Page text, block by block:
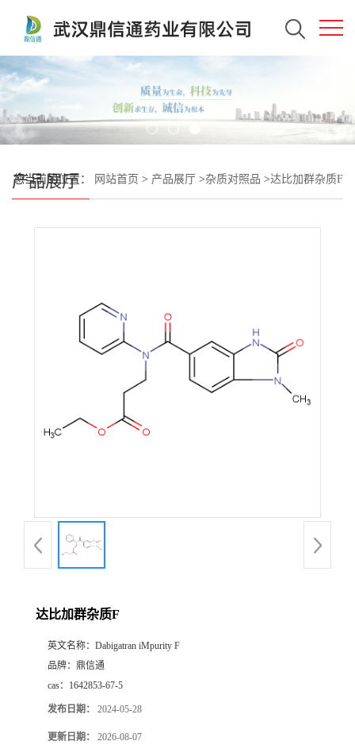
产品展厅
您当前的位置： 网站首页 > 产品展厅 >杂质对照品 >达比加群杂质F
达比加群杂质F
英文名称： Dabigatran iMpurity F
品牌： 鼎信通
cas： 1642853-67-5
发布日期： 2024-05-28
更新日期： 2026-08-07